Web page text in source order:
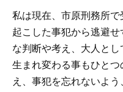
私は現在、市原刑務所
起こした事犯から逃避
な判断や考え、大人とし
生まれ変わる事もひと
え、事犯を忘れないよ